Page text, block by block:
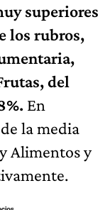
superiores
los rubros,
del
En
la media
Alimentos y